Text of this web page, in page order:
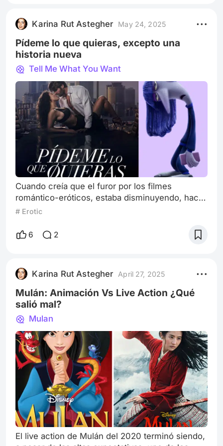
británica. Sin embargo, ambas tienen personajes
similares. Concretamente, la d
Karina Rut Astegher May 24, 2025
Pídeme lo que quieras, excepto una
historia nueva
Tell Me What You Want
Cuando creía que el furor por los filmes
romántico-eróticos, estaba disminuyendo, hace
su aparición en escena Pídeme Lo Que Quieras,
amor” pero mayormente de sexo, que también
éxito editorial. En este caso en Pídeme Lo Que
Quieras de la escritora española Megan M
# Erotic
6 2
Karina Rut Astegher April 27, 2025
Mulán: Animación Vs Live Action ¿Qué
salió mal?
Mulan
El live action de Mulán del 2020 terminó siendo,